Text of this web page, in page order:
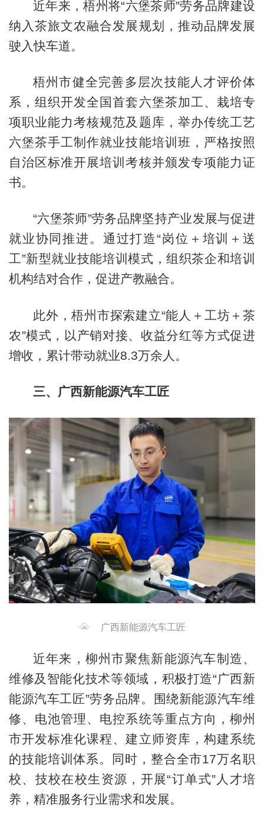
近年来，梧州将“六堡茶师”劳务品牌建设
纳入茶旅文农融合发展规划，推动品牌发展
驶入快车道。
梧州市健全完善多层次技能人才评价体
系，组织开发全国首套六堡茶加工、栽培专
项职业能力考核规范及题库，举办传统工艺
六堡茶手工制作就业技能培训班，严格按照
自治区标准开展培训考核并颁发专项能力证
书。
“六堡茶师”劳务品牌坚持产业发展与促进
就业协同推进。通过打造“岗位＋培训＋送
工”新型就业技能培训模式，组织茶企和培训
机构结对合作，促进产教融合。
此外，梧州市探索建立“能人＋工坊＋茶
农”模式，以产销对接、收益分红等方式促进
增收，累计带动就业8.3万余人。
三、广西新能源汽车工匠
广西新能源汽车工匠
近年来，柳州市聚焦新能源汽车制造、
维修及智能化技术等领域，积极打造“广西新
能源汽车工匠”劳务品牌。围绕新能源汽车维
修、电池管理、电控系统等重点方向，柳州
市开发标准化课程、建立师资库，构建系统
的技能培训体系。同时，整合全市17万名职
校、技校在校生资源，开展“订单式”人才培
养，精准服务行业需求和发展。